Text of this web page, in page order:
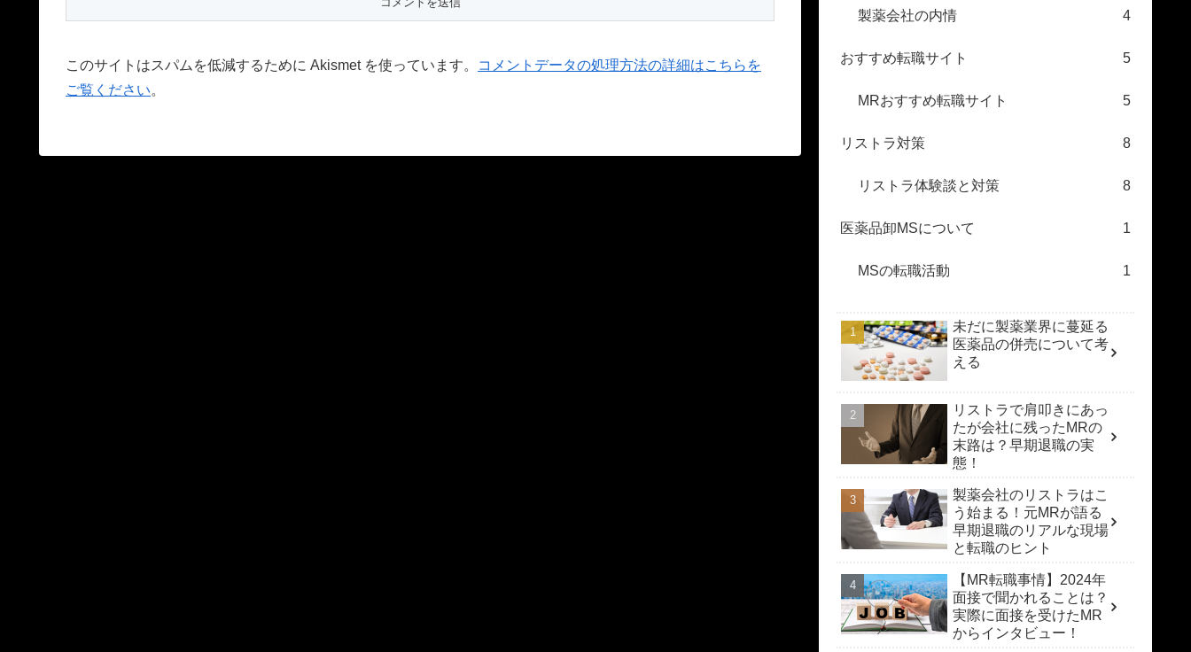
このサイトはスパムを低減するために Akismet を使っています。
コメントデータの処理方法の詳細はこちらを
ご覧ください。
製薬会社の内情 4
おすすめ転職サイト 5
MRおすすめ転職サイト 5
リストラ対策 8
リストラ体験談と対策 8
医薬品卸MSについて 1
MSの転職活動 1
未だに製薬業界に蔓延る
医薬品の併売について考
える
リストラで肩叩きにあっ
たが会社に残ったMRの
末路は？早期退職の実
態！
製薬会社のリストラはこ
う始まる！元MRが語る
早期退職のリアルな現場
と転職のヒント
【MR転職事情】2024年
面接で聞かれることは？
実際に面接を受けたMR
からインタビュー！